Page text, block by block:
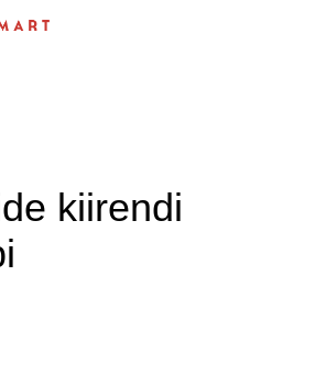
kiirendi